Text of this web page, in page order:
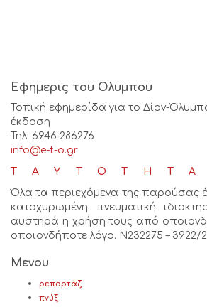
Εφημερις του Ολυμπου
Τοπική εφημερίδα για το Δίον-
έκδοση
Τηλ: 6946-286276
info@e-t-o.gr
ΤΑΥΤΟΤΗΤΑ
Όλα τα περιεχόμενα της παρούσας
κατοχυρωμένη πνευματική
αυστηρά η χρήση τους από
οποιονδήποτε λόγο. Ν232275 – 3922/
Μενου
ρεπορτάζ
πνύξ